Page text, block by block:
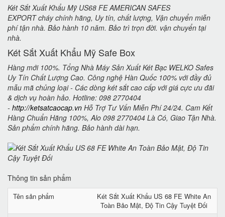
Két Sắt Xuất Khẩu Mỹ US68 FE AMERICAN SAFES
EXPORT cháy chính hãng, Uy tín, chất lượng, Vận chuyển miễn
phí tận nhà. Bảo hành 10 năm. Bảo trì trọn đời. vận chuyển tại
nhà.
Két Sắt Xuất Khẩu Mỹ Safe Box
Hàng mới 100%. Tổng Nhà Máy Sản Xuất Két Bạc WELKO Safes
Uy Tín Chất Lượng Cao. Công nghệ Hàn Quốc 100% với đầy đủ
mẫu mã chủng loại - Các dòng két sắt cao cấp với giá cực ưu đãi
& dịch vụ hoàn hảo. Hotline: 098 2770404
- http://ketsatcaocap.vn Hỗ Trợ Tư Vấn Miễn Phí 24/24. Cam Kết
Hàng Chuẩn Hãng 100%, Alo 098 2770404 Là Có, Giao Tận Nhà.
Sản phẩm chính hãng. Bảo hành dài hạn.
Thông tin sản phẩm
Tên sản phẩm
Két Sắt Xuất Khẩu US 68 FE White An
Toàn Bảo Mật, Độ Tin Cậy Tuyệt Đối